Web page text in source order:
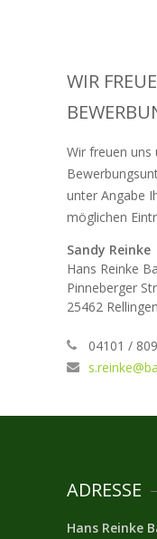
WIR
Wir freuen uns
unter Angabe
möglichen
Sandy Reinke
Hans Reinke
Pinneberger
25462
04101 /
ADRESSE
Hans Reinke